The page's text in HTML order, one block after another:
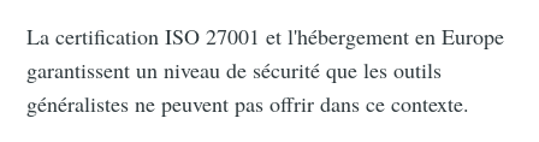
La certification ISO 27001 et l'hébergement en Europe
garantissent un niveau de sécurité que les outils
généralistes ne peuvent pas offrir dans ce contexte.